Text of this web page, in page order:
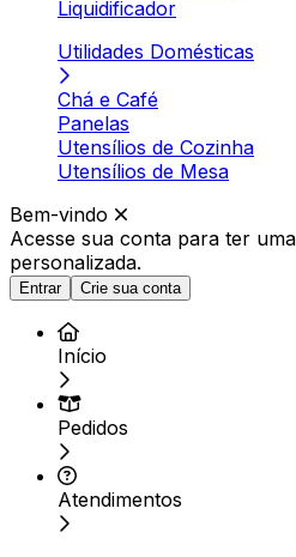
Liquidificador
Utilidades Domésticas
Chá e Café
Panelas
Utensílios de Cozinha
Utensílios de Mesa
Bem-vindo
Acesse sua conta para ter
personalizada.
Entrar Crie sua conta
Início
Pedidos
Atendimentos